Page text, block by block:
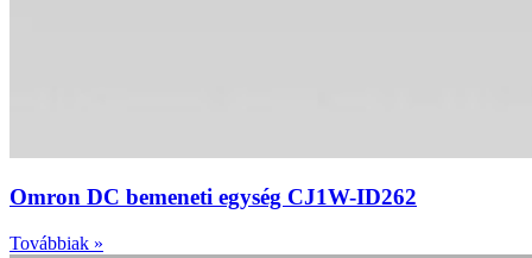
Omron DC bemeneti egység CJ1W-ID262
Továbbiak »